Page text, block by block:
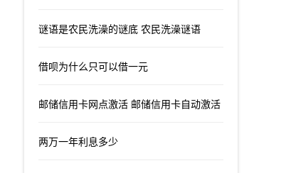
谜语是农民洗澡的谜底 农民洗澡谜语
借呗为什么只可以借一元
邮储信用卡网点激活 邮储信用卡自动激活
两万一年利息多少